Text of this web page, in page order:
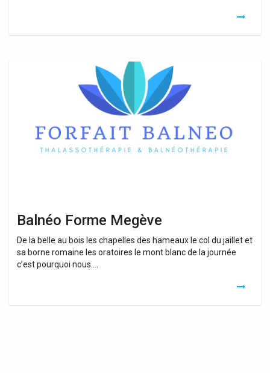
Balnéo Forme Megève
De la belle au bois les chapelles des hameaux le col du jaillet et
sa borne romaine les oratoires le mont blanc de la journée
c’est pourquoi nous….